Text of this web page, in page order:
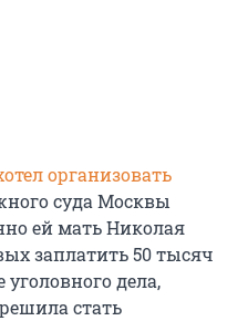
организовать
суда Москвы
ей мать Николая
заплатить 50 тысяч
дела,
стать